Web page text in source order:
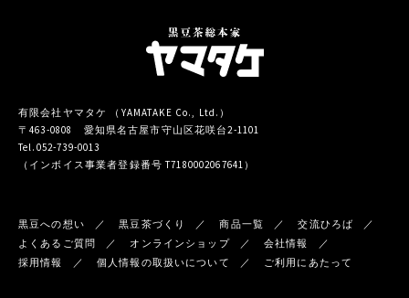
有限会社ヤマタケ （YAMATAKE Co., Ltd.）
〒463-0808 愛知県名古屋市守山区花咲台2-1101
Tel.052-739-0013
（インボイス事業者登録番号 T7180002067641）
黒豆への想い 黒豆茶づくり 商品一覧
交流ひろば
よくあるご質問
オンラインショップ
会社情報
採用情報
個人情報の取扱いについて ご利用にあたって